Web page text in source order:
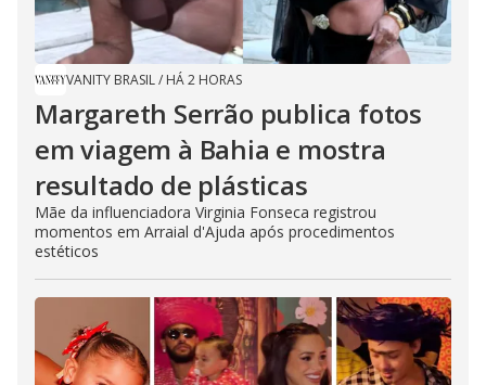
VANITY BRASIL/ HÁ 2 HORAS
Margareth Serrão publica fotos
em viagem à Bahia e mostra
resultado de plásticas
Mãe da influenciadora Virginia Fonseca registrou
momentos em Arraial d'Ajuda após procedimentos
estéticos